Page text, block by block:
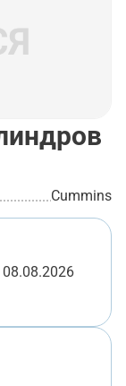
Cummins
08.08.2026